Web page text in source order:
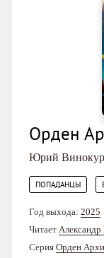
Орден
Юрий
ПОПАДАНЦЫ
Год выхода: 2025
Читает Александр
Серия Орден